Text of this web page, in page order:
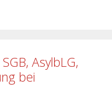
AsylbLG,
bei